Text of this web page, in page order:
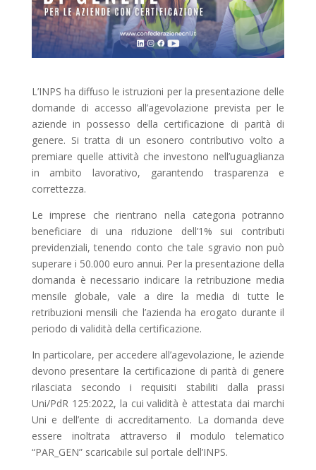
L’INPS ha diffuso le istruzioni per la presentazione delle
domande di accesso all’agevolazione prevista per le
aziende in possesso della certificazione di parità di
genere. Si tratta di un esonero contributivo volto a
premiare quelle attività che investono nell’uguaglianza
in ambito lavorativo, garantendo trasparenza e
correttezza.
Le imprese che rientrano nella categoria potranno
beneficiare di una riduzione dell’1% sui contributi
previdenziali, tenendo conto che tale sgravio non può
superare i 50.000 euro annui. Per la presentazione della
domanda è necessario indicare la retribuzione media
mensile globale, vale a dire la media di tutte le
retribuzioni mensili che l’azienda ha erogato durante il
periodo di validità della certificazione.
In particolare, per accedere all’agevolazione, le aziende
devono presentare la certificazione di parità di genere
rilasciata secondo i requisiti stabiliti dalla prassi
Uni/PdR 125:2022, la cui validità è attestata dai marchi
Uni e dell’ente di accreditamento. La domanda deve
essere inoltrata attraverso il modulo telematico
“PAR_GEN” scaricabile sul portale dell’INPS.